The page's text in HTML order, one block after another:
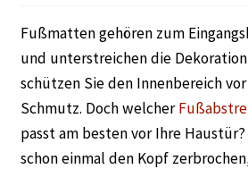
Fußmatten gehören zum
und unterstreichen die
schützen Sie den Innenbereich
Schmutz. Doch welcher
passt am besten vor Ihre
schon einmal den Kopf